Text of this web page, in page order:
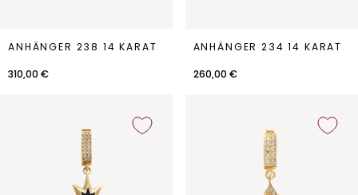
Anhänger
238
14
Karat
ANHÄNGER 238 14 KARAT
310,00 €
Anhänger
234
14
Karat
ANHÄNGER 234 14 KARAT
260,00 €